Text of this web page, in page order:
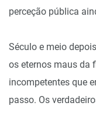
perceção pública
Século e meio
os eternos maus da
incompetentes que
passo. Os